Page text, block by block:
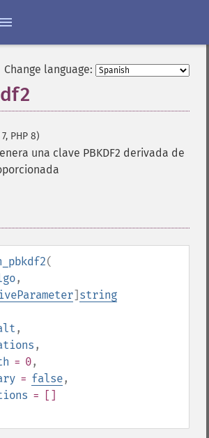
Change language:
PHP 8)
una clave PBKDF2 derivada de
(
,
] string
,
,
= 0,
= false,
= []